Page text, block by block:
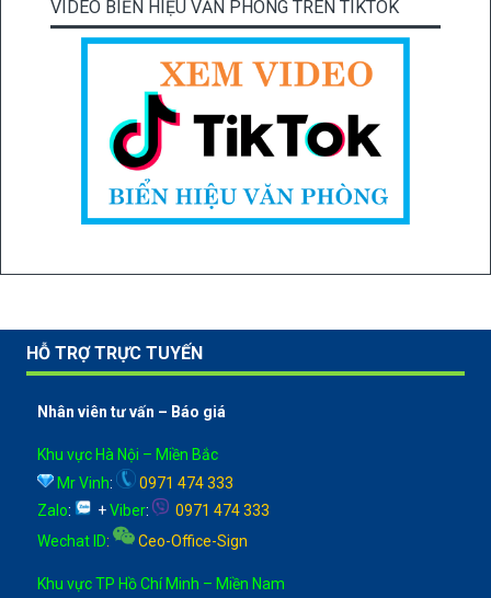
VIDEO BIỂN HIỆU VĂN PHÒNG TRÊN TIKTOK
HỖ TRỢ TRỰC TUYẾN
Nhân viên tư vấn – Báo giá
Khu vực Hà Nội – Miền Bắc
Mr Vinh:
0971 474 333
Zalo: +Viber:
0971 474 333
Wechat ID: Ceo-Office-Sign
Khu vực TP Hồ Chí Minh – Miền Nam